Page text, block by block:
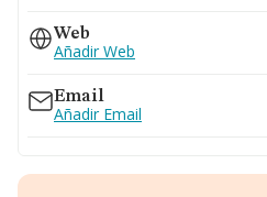
Web
Añadir Web
Email
Añadir Email